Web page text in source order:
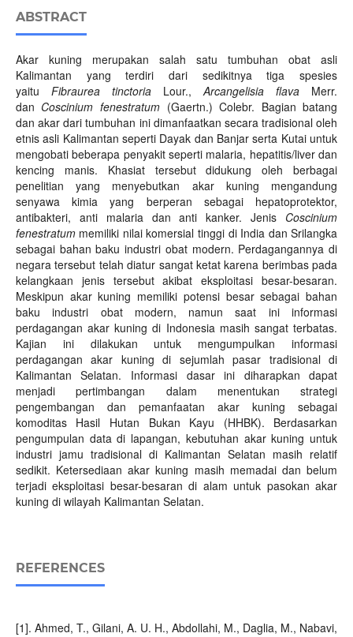
ABSTRACT
Akar kuning merupakan salah satu tumbuhan obat asli
Kalimantan yang terdiri dari sedikitnya tiga spesies
yaitu Fibraurea tinctoria Lour.,Arcangelisia flava Merr.
dan Coscinium fenestratum (Gaertn.) Colebr. Bagian batang
dan akar dari tumbuhan ini dimanfaatkan secara tradisional oleh
etnis asli Kalimantan seperti Dayak dan Banjar serta Kutai untuk
mengobati beberapa penyakit seperti malaria, hepatitis/liver dan
kencing manis. Khasiat tersebut didukung oleh berbagai
penelitian yang menyebutkan akar kuning mengandung
senyawa kimia yang berperan sebagai hepatoprotektor,
antibakteri, anti malaria dan anti kanker. Jenis Coscinium
fenestratummemiliki nilai komersial tinggi di India dan Srilangka
sebagai bahan baku industri obat modern. Perdagangannya di
negara tersebut telah diatur sangat ketat karena berimbas pada
kelangkaan jenis tersebut akibat eksploitasi besar-besaran.
Meskipun akar kuning memiliki potensi besar sebagai bahan
baku industri obat modern, namun saat ini informasi
perdagangan akar kuning di Indonesia masih sangat terbatas.
Kajian ini dilakukan untuk mengumpulkan informasi
perdagangan akar kuning di sejumlah pasar tradisional di
Kalimantan Selatan. Informasi dasar ini diharapkan dapat
menjadi pertimbangan dalam menentukan strategi
pengembangan dan pemanfaatan akar kuning sebagai
komoditas Hasil Hutan Bukan Kayu (HHBK). Berdasarkan
pengumpulan data di lapangan, kebutuhan akar kuning untuk
industri jamu tradisional di Kalimantan Selatan masih relatif
sedikit. Ketersediaan akar kuning masih memadai dan belum
terjadi eksploitasi besar-besaran di alam untuk pasokan akar
kuning di wilayah Kalimantan Selatan.
REFERENCES
[1]. Ahmed, T., Gilani, A. U. H., Abdollahi, M., Daglia, M., Nabavi,